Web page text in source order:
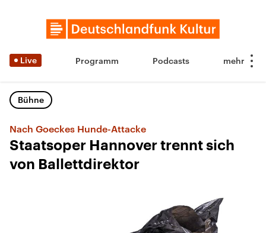
Live Programm Podcasts
Bühne
Nach Goeckes Hunde-Attacke
Staatsoper Hannover trennt sich
von Ballettdirektor